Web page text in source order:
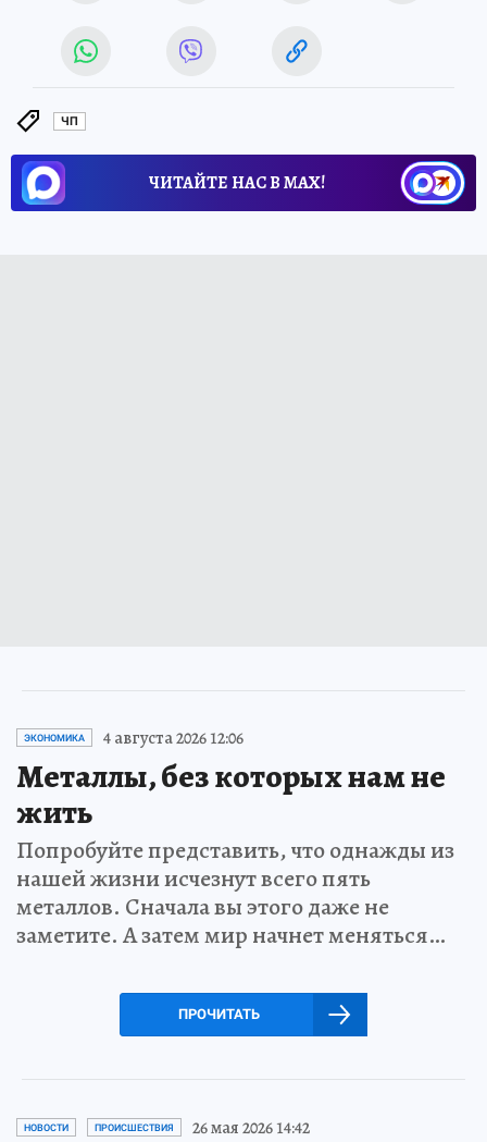
ЧП
ЧИТАЙТЕ НАС В МАХ!
ЭКОНОМИКА 4 августа 2026 12:06
Металлы, без которых нам не
жить
Попробуйте представить, что однажды из
нашей жизни исчезнут всего пять
металлов. Сначала вы этого даже не
заметите. А затем мир начнет меняться…
ПРОЧИТАТЬ
НОВОСТИ ПРОИСШЕСТВИЯ 26 мая 2026 14:42